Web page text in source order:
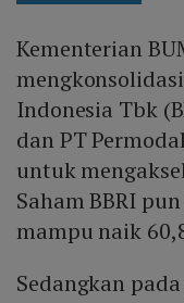
Kementerian
Indonesia Tbk
dan PT
untuk
Saham BBRI
mampu naik
Sedangkan